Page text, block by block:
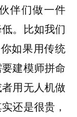
伴们做一件
。比如我们
如果用传统
建模师拼命
用无人机做
还是很贵，